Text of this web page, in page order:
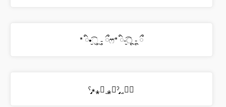
* ི•̮͡ુ -ુ ྀෆ⃛* ི-̮͡ू -ू ྀ
ˁ̡̡̡∗⁎⃙ ̫⁎⃙ˀ̡̡̡ ̩˳♡⃝